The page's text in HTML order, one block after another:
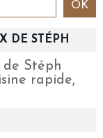
DE STÉPH
rapide,